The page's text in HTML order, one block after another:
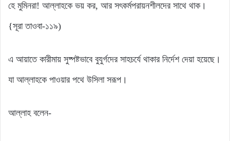
হে মুমিনরা! আল্লাহকে ভয় কর, আর সৎকর্মপরায়নশীলদের সাথে থাক।
{সূরা তাওবা-১১৯)
এ আয়াতে কারীমায় সুষ্পষ্টভাবে বুযুর্গদের সাহচর্যে থাকার নির্দেশ দেয়া হয়েছে।
যা আল্লাহকে পাওয়ার পথে উসিলা সরূপ।
আল্লাহ বলেন-